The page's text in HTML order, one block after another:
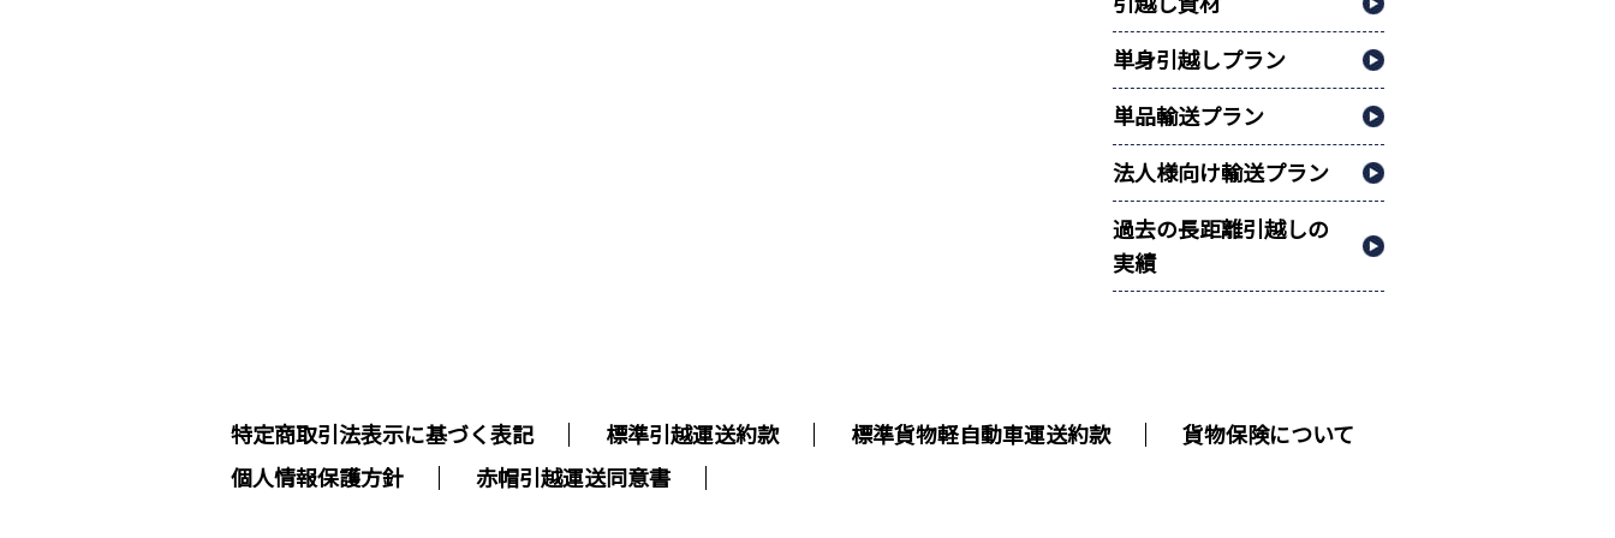
単身引越しプラン
単品輸送プラン
法人様向け輸送プラン
過去の長距離引越しの
実績
特定商取引法表示に基づく表記 標準引越運送約款 標準貨物軽自動車運送約款
貨物保険について
個人情報保護方針
赤帽引越運送同意書